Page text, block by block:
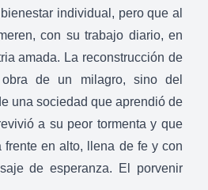
individual, pero que al
con su trabajo diario, en
amada. La reconstrucción de
de un milagro, sino del
una sociedad que aprendió de
a su peor tormenta y que
frente en alto, llena de fe y con
de esperanza. El porvenir